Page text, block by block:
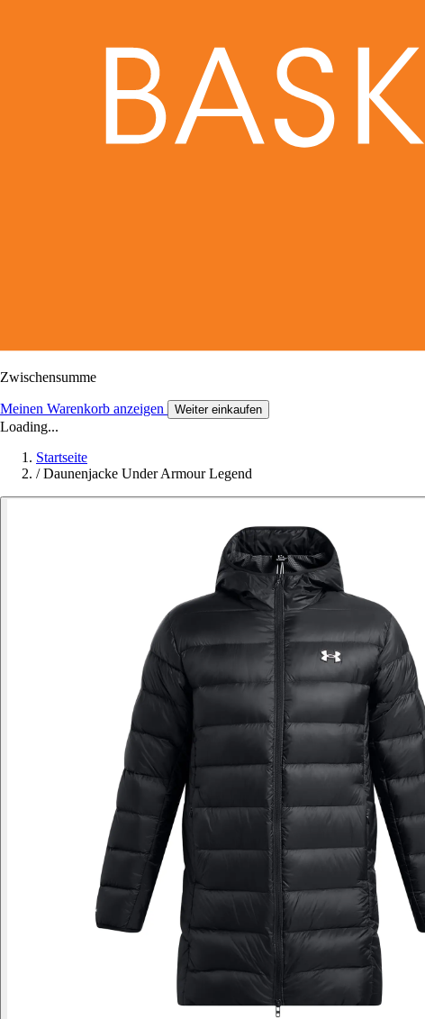
Zwischensumme
Meinen Warenkorb anzeigen Weiter einkaufen
Loading...
Startseite
/ Daunenjacke Under Armour Legend